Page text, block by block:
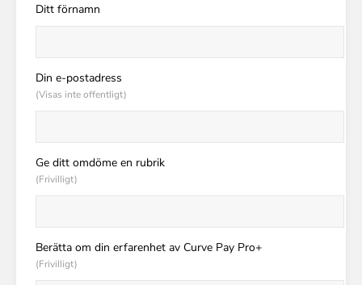
Ditt förnamn
Din e-postadress
(Visas inte offentligt)
Ge ditt omdöme en rubrik
(Frivilligt)
Berätta om din erfarenhet av Curve Pay Pro+
(Frivilligt)